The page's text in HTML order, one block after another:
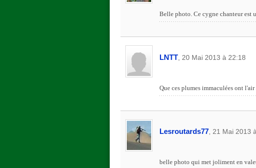
Belle photo. Ce cygne chanteur est
LNTT, 20 Mai 2013 à 22:18
Que ces plumes immaculées ont l'air
Lesroutards77, 21 Mai 2013
belle photo qui met joliment en